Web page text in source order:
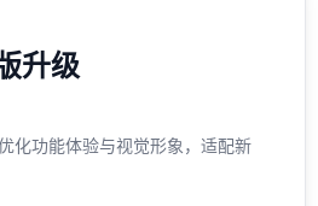
升级
化功能体验与视觉形象，适配新